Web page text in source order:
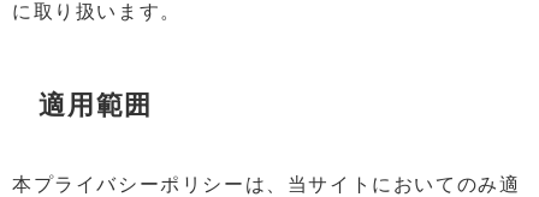
に取り扱います。
適用範囲
本プライバシーポリシーは、当サイトにおいてのみ適